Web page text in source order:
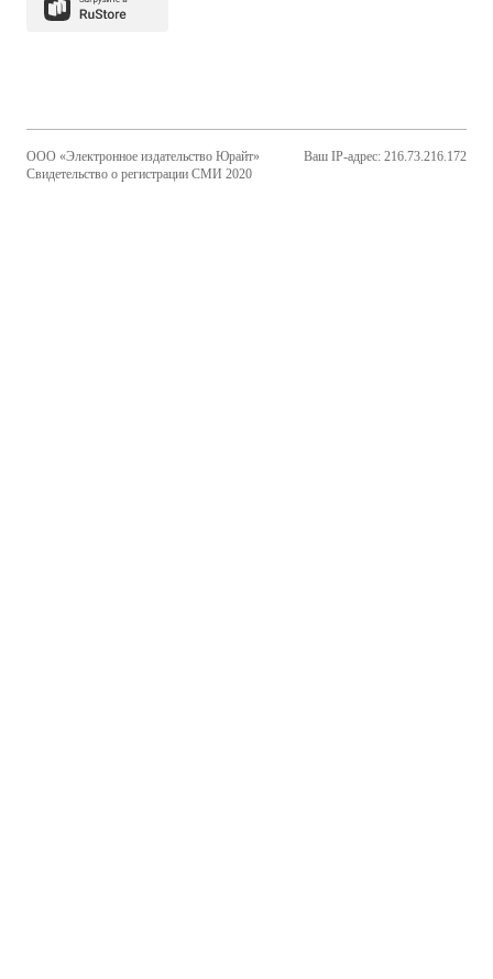
ООО «Электронное издательство Юрайт»
Свидетельство о регистрации СМИ 2020
Ваш IP-адрес: 216.73.216.172